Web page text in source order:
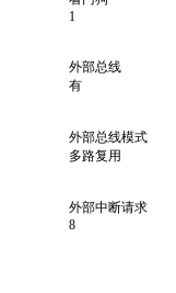
1
外部总线
有
外部总线模式
多路复用
外部中断请求
8